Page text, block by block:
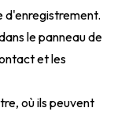
d'enregistrement.
le panneau de
et les
où ils peuvent